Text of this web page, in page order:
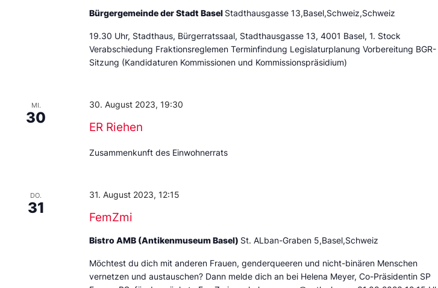
Bürgergemeinde der Stadt Basel Stadthausgasse 13,Basel,Schweiz,Schweiz
19.30 Uhr, Stadthaus, Bürgerratssaal, Stadthausgasse 13, 4001 Basel, 1. Stock
Verabschiedung Fraktionsreglemen Terminfindung Legislaturplanung Vorbereitung BGR-
Sitzung (Kandidaturen Kommissionen und Kommissionspräsidium)
MI.
30
ER Riehen
30. August 2023, 19:30
Zusammenkunft des Einwohnerrats
DO.
31
FemZmi
31. August 2023, 12:15
Bistro AMB (Antikenmuseum Basel) St. ALban-Graben 5,Basel,Schweiz
Möchtest du dich mit anderen Frauen, genderqueeren und nicht-binären Menschen
vernetzen und austauschen? Dann melde dich an bei Helena Meyer, Co-Präsidentin SP